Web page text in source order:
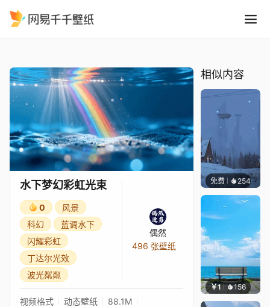
水下梦幻彩虹光束
0
风景
科幻
蓝调水下
闪耀彩虹
丁达尔光效
波光粼粼
偶然
496 张壁纸
视频格式 动态壁纸
88.1M
相似内容
免费 254
￥1 156 豆子